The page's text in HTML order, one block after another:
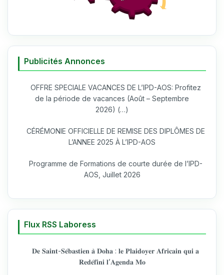
Publicités Annonces
OFFRE SPECIALE VACANCES DE L’IPD-AOS: Profitez
de la période de vacances (Août – Septembre
2026) (…)
CÉRÉMONIE OFFICIELLE DE REMISE DES DIPLÔMES DE
L’ANNEE 2025 À L’IPD-AOS
Programme de Formations de courte durée de l’IPD-
AOS, Juillet 2026
Flux RSS Laboress
𝐃𝐞 𝐒𝐚𝐢𝐧𝐭-𝐒𝐞́𝐛𝐚𝐬𝐭𝐢𝐞𝐧 𝐚̀ 𝐃𝐨𝐡𝐚 : 𝐥𝐞 𝐏𝐥𝐚𝐢𝐝𝐨𝐲𝐞𝐫 𝐀𝐟𝐫𝐢𝐜𝐚𝐢𝐧 𝐪𝐮𝐢 𝐚
𝐑𝐞𝐝𝐞́𝐟𝐢𝐧𝐢 𝐥’𝐀𝐠𝐞𝐧𝐝𝐚 𝐌𝐨